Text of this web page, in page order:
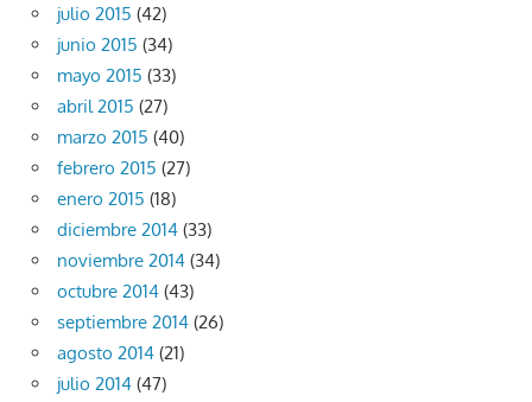
julio 2015 (42)
junio 2015 (34)
mayo 2015 (33)
abril 2015 (27)
marzo 2015 (40)
febrero 2015 (27)
enero 2015 (18)
diciembre 2014 (33)
noviembre 2014 (34)
octubre 2014 (43)
septiembre 2014 (26)
agosto 2014 (21)
julio 2014 (47)